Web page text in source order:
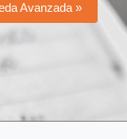
Avanzada »